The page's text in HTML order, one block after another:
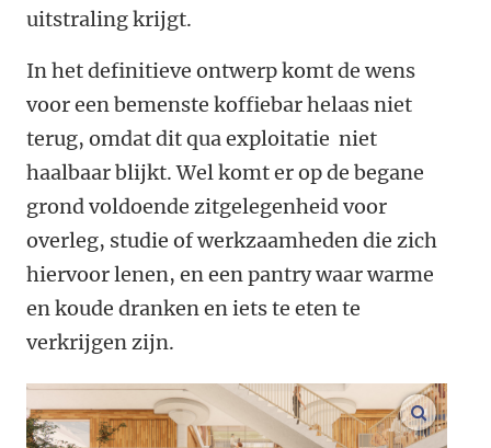
uitstraling krijgt.
In het definitieve ontwerp komt de wens
voor een bemenste koffiebar helaas niet
terug, omdat dit qua exploitatie niet
haalbaar blijkt. Wel komt er op de begane
grond voldoende zitgelegenheid voor
overleg, studie of werkzaamheden die zich
hiervoor lenen, en een pantry waar warme
en koude dranken en iets te eten te
verkrijgen zijn.